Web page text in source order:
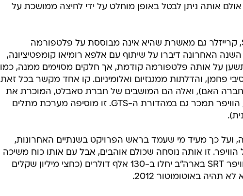
אותה ניתן לבטל באופן מוחלט על ידי לחיצה ממושכת על
במסגרת השקתה של הוויפר SRT, קרייזלר גם מאשרת שהיא אינה מבוססת על פלטפורמה
השנה האחרונה דיברו על שיתוף עם אלפא רומיאו קומפטיציונה,
על אותה פלטפורמה קודמת, אך חלקים מסוימים ממנה, כמו
פחמן, והדלתות ממגנזיום ואלומיניום. קו אחד מקשר בכל זאת
החברה האם), ואלה הם המושבים של חברת סאבלט, המוכרת את
מרכולתה לפרארי. מלבד ה-SRT, הוויפר תמכר גם במהדורת ה-GTS. זו מוסיפה מערכת מתלים
ועל כך מעיד מי שעמד בראש הפרויקט בשנתיים האחרונות,
הוויפר. זו אותה נוסחה שכולם אוהבים, אבל עם אותו כוח משיכה
אייקוני של המותג". מחיריה של הוויפר SRT בארה"ב יחלו ב-130 אלף דולרים (כחצי מיליון שקלים
תהיה באוטומוטור 2012.